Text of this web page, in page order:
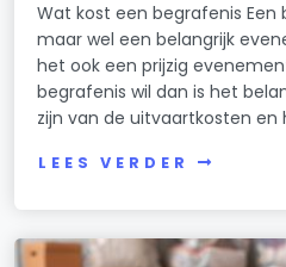
Wat kost een begrafenis Een
maar wel een belangrijk
het ook een prijzig
begrafenis wil dan is het
zijn van de uitvaartkosten en
LEES VERDER